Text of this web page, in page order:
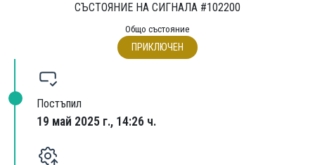
СЪСТОЯНИЕ НА СИГНАЛА #102200
Общо състояние
ПРИКЛЮЧЕН
Постъпил
19 май 2025 г., 14:26 ч.